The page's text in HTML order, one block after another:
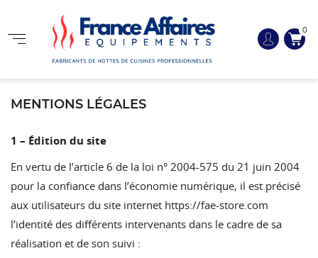
0
MENTIONS LÉGALES
1 – Édition du site
En vertu de l’article 6 de la loi n° 2004-575 du 21 juin 2004
pour la confiance dans l’économie numérique, il est précisé
aux utilisateurs du site internet https://fae-store.com
l’identité des différents intervenants dans le cadre de sa
réalisation et de son suivi :